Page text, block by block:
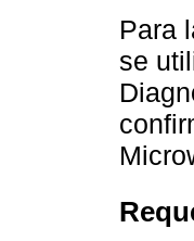
Para
se